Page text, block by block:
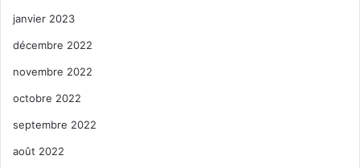
janvier 2023
décembre 2022
novembre 2022
octobre 2022
septembre 2022
août 2022